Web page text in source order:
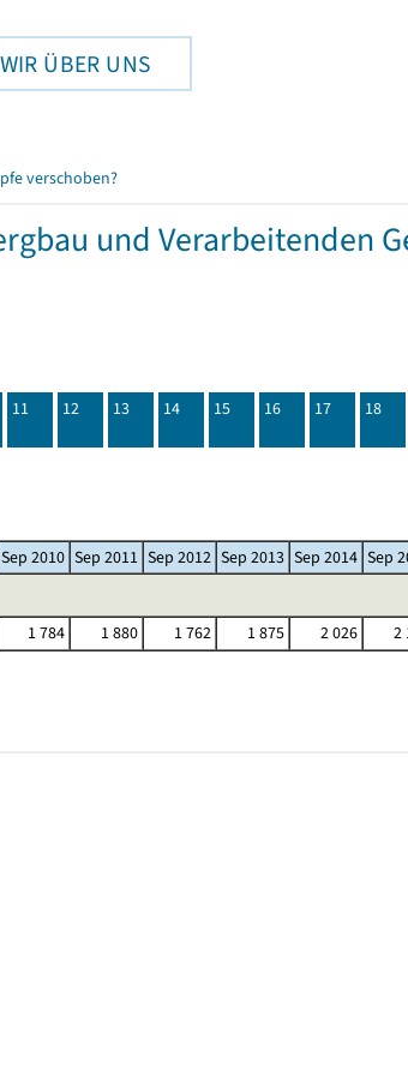
WIR ÜBER UNS
verschoben?
und Verarbeitenden
11 12 13 14 15 16 17 18
Sep 2010 Sep 2011 Sep 2012 Sep 2013 Sep 2014 Sep
1 784 1 880 1 762 1 875 2 026 2